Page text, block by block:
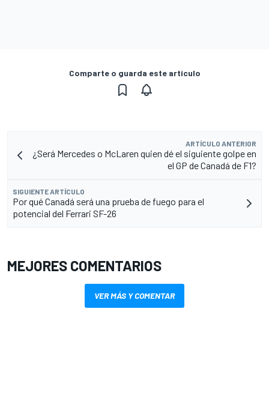
Comparte o guarda este artículo
ARTÍCULO ANTERIOR
¿Será Mercedes o McLaren quien dé el siguiente golpe en
el GP de Canadá de F1?
SIGUIENTE ARTÍCULO
Por qué Canadá será una prueba de fuego para el
potencial del Ferrari SF-26
MEJORES COMENTARIOS
VER MÁS Y COMENTAR